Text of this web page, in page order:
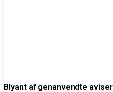
Blyant af genanvendte aviser